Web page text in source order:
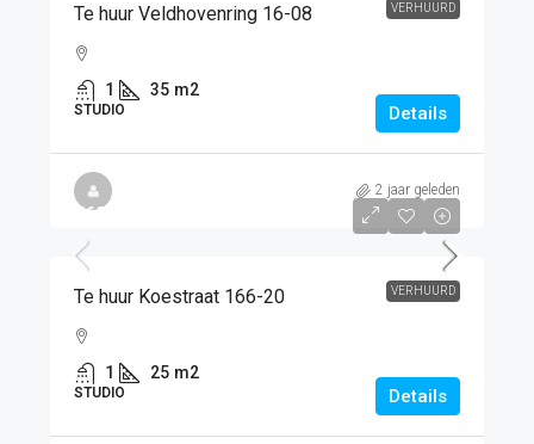
VERHUURD
Te huur Veldhovenring 16-08
1 35 m2
STUDIO Details
2 jaar geleden
VERHUURD
€620
Te huur Koestraat 166-20
1 25 m2
STUDIO Details